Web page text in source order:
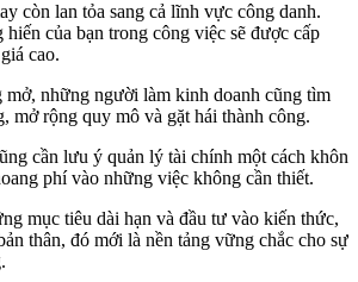
còn lan tỏa sang cả lĩnh vực công danh.
của bạn trong công việc sẽ được cấp
cao.
mở, những người làm kinh doanh cũng tìm
mở rộng quy mô và gặt hái thành công.
cần lưu ý quản lý tài chính một cách khôn
phí vào những việc không cần thiết.
mục tiêu dài hạn và đầu tư vào kiến thức,
thân, đó mới là nền tảng vững chắc cho sự